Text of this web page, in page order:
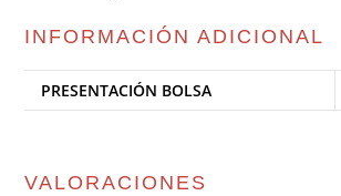
INFORMACIÓN ADICIONAL
PRESENTACIÓN BOLSA
VALORACIONES